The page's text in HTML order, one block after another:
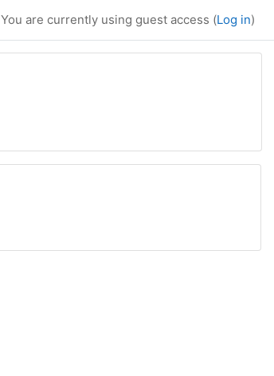
You are currently using guest access (Log in)